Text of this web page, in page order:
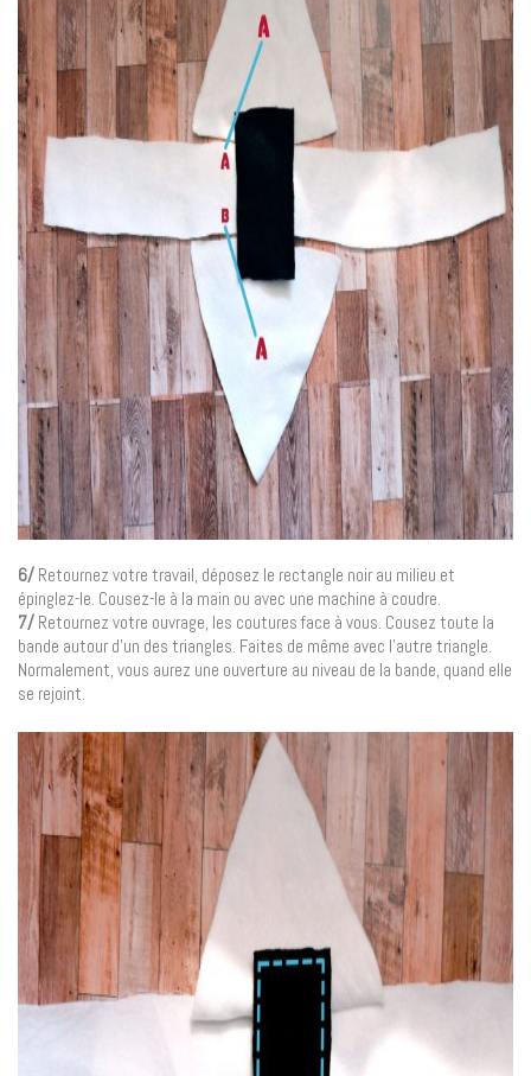
6/ Retournez votre travail, déposez le rectangle noir au milieu et
épinglez-le. Cousez-le à la main ou avec une machine à coudre.
7/ Retournez votre ouvrage, les coutures face à vous. Cousez toute la
bande autour d’un des triangles. Faites de même avec l’autre triangle.
Normalement, vous aurez une ouverture au niveau de la bande, quand elle
se rejoint.